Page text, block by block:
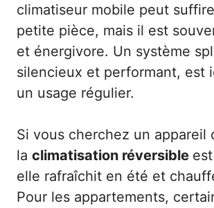
climatiseur mobile peut
petite pièce, mais il est
et énergivore. Un système
silencieux et performant, est
un usage régulier.
Si vous cherchez un appareil
la climatisation réversible
elle rafraîchit en été et
Pour les appartements,